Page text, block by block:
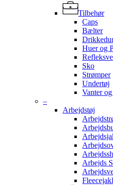
Tilbehør
Caps
Bælter
Huer og
Sko
Strømper
Undertøj
Vanter
–
Arbejdstøj
Arbejds